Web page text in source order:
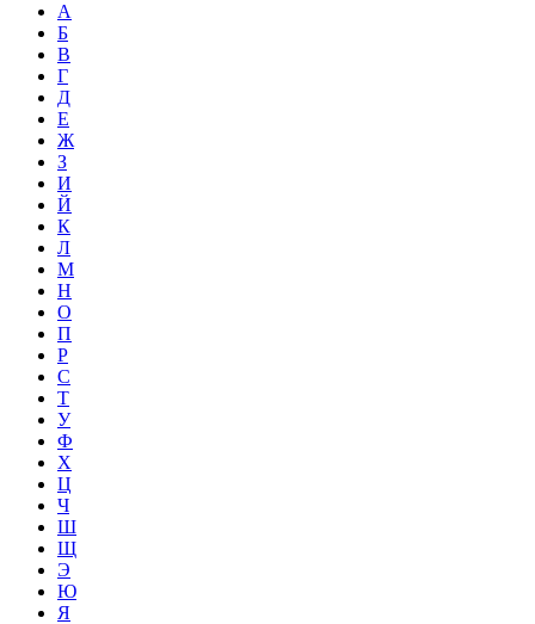
А
Б
В
Г
Д
Е
Ж
З
И
Й
К
Л
М
Н
О
П
Р
С
Т
У
Ф
Х
Ц
Ч
Ш
Щ
Э
Ю
Я